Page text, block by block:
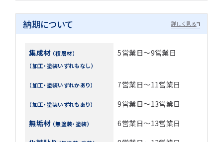
納期について 詳しく見る
集成材 （積層材）
（加工・塗装いずれもなし）
5営業日～9営業日
（加工・塗装いずれかあり） 7営業日～11営業日
（加工・塗装いずれもあり）
9営業日～13営業日
無垢材 （無塗装・塗装）
6営業日～13営業日